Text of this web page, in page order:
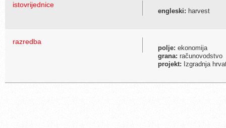
istovrijednice
engleski: harvest
razredba
polje: ekonomija
grana: računovodstvo
projekt: Izgradnja